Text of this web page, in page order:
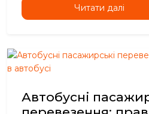
Читати далі
Автобусні